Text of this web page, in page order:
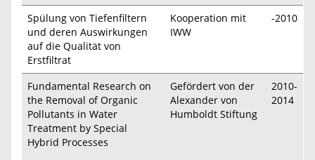
Spülung von Tiefenfiltern
und deren Auswirkungen
auf die Qualität von
Erstfiltrat
Kooperation mit
IWW
-2010
Fundamental Research on
the Removal of Organic
Pollutants in Water
Treatment by Special
Hybrid Processes
Gefördert von der
Alexander von
Humboldt Stiftung
2010-
2014